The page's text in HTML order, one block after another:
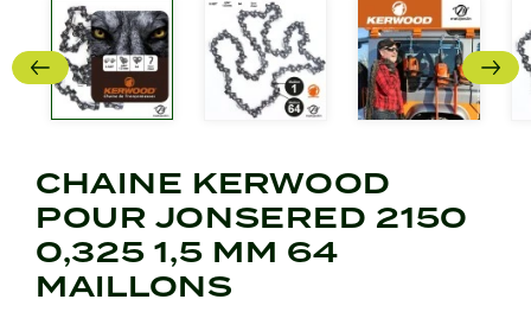
CHAINE KERWOOD
POUR JONSERED 2150
0,325 1,5 MM 64
MAILLONS